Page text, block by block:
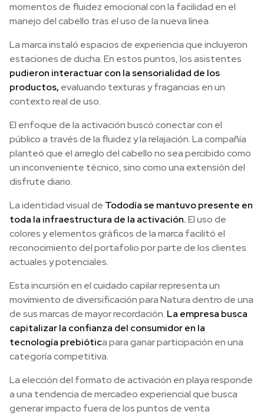
momentos de fluidez emocional con la facilidad en el
manejo del cabello tras el uso de la nueva línea.
La marca instaló espacios de experiencia que incluyeron
estaciones de ducha. En estos puntos, los asistentes
pudieron interactuar con la sensorialidad de los
productos, evaluando texturas y fragancias en un
contexto real de uso.
El enfoque de la activación buscó conectar con el
público a través de la fluidez y la relajación. La compañía
planteó que el arreglo del cabello no sea percibido como
un inconveniente técnico, sino como una extensión del
disfrute diario.
La identidad visual de Tododía se mantuvo presente en
toda la infraestructura de la activación.El uso de
colores y elementos gráficos de la marca facilitó el
reconocimiento del portafolio por parte de los clientes
actuales y potenciales.
Esta incursión en el cuidado capilar representa un
movimiento de diversificación para Natura dentro de una
de sus marcas de mayor recordación. La empresa busca
capitalizar la confianza del consumidor en la
tecnología prebiótica para ganar participación en una
categoría competitiva.
La elección del formato de activación en playa responde
a una tendencia de mercadeo experiencial que busca
generar impacto fuera de los puntos de venta